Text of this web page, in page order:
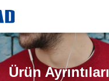
Ürün Ayrıntıları